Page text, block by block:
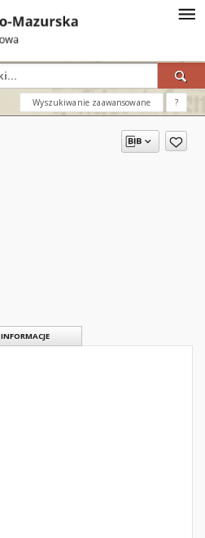
Wyszukiwanie zaawansowane ?
INFORMACJE